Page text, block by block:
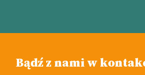
Bądź z nami w